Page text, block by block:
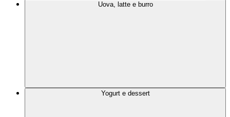
Uova, latte e burro
Yogurt e dessert